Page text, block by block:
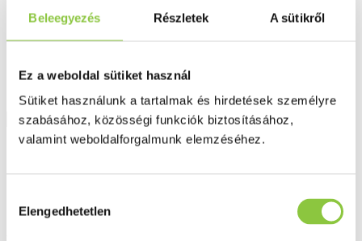
Beleegyezés Részletek A sütikről
Ez a weboldal sütiket használ
Sütiket használunk a tartalmak és hirdetések személyre
szabásához, közösségi funkciók biztosításához,
valamint weboldalforgalmunk elemzéséhez.
kiválasztása
Elengedhetetlen
Teák
Egészség ajándékba
Ajánlataink
Dermaplast Sensitive elasztikus sebtapasz 6 cm x 5 m 1 db